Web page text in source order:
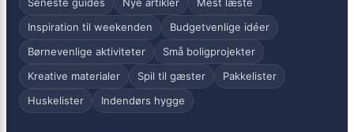
Inspiration til weekenden
Budgetvenlige idéer
Børnevenlige aktiviteter
Små boligprojekter
Kreative materialer
Spil til gæster
Pakkelister
Huskelister
Indendørs hygge